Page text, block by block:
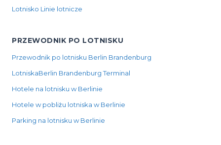
Lotnisko Linie lotnicze
PRZEWODNIK PO LOTNISKU
Przewodnik po lotnisku Berlin Brandenburg
LotniskaBerlin Brandenburg Terminal
Hotele na lotnisku w Berlinie
Hotele w pobliżu lotniska w Berlinie
Parking na lotnisku w Berlinie